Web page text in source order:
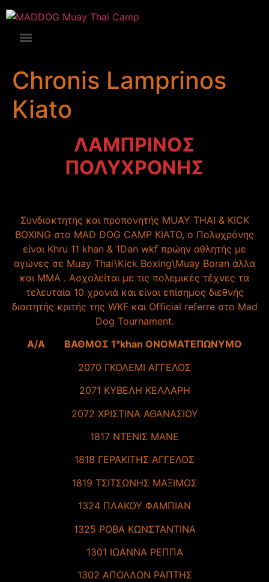
Chronis Lamprinos
Kiato
ΛΑΜΠΡΙΝΟΣ
ΠΟΛΥΧΡΟΝΗΣ
Συνδιοκτητης και προπονητής ΜUAY THAI & KICK
BOXING στο MAD DOG CAMP KIATO, ο Πολυχρόνης
είναι Khru 11 khan & 1Dan wkf πρώην αθλητής με
αγώνες σε Muay Thai\Kick Boxing\Muay Boran άλλα
και MMA . Ασχολείται με τις πολεμικές τέχνες τα
τελευταία 10 χρονιά και είναι επίσημος διεθνής
διαιτητής κριτής της WKF και Official referre στο Mad
Dog Tournament.
A/A ΒΑΘΜΟΣ 1°khan ΟΝΟΜΑΤΕΠΩΝΥΜΟ
2070 ΓΚΟΛΕΜΙ ΑΓΓΕΛΟΣ
2071 ΚΥΒΕΛΗ ΚΕΛΛΑΡΗ
2072 ΧΡΙΣΤΙΝΑ ΑΘΑΝΑΣΙΟΥ
1817 ΝΤΕΝΙΣ ΜΑΝΕ
1818 ΓΕΡΑΚΙΤΗΣ ΑΓΓΕΛΟΣ
1819 ΤΣΙΤΣΩΝΗΣ ΜΑΞΙΜΟΣ
1324 ΠΛΑΚΟΥ ΦΑΜΠΙΑΝ
1325 ΡΟΒΑ ΚΩΝΣΤΑΝΤΙΝΑ
1301 ΙΩΑΝΝΑ ΡΕΠΠΑ
1302 ΑΠΟΛΛΩΝ ΡΑΠΤΗΣ